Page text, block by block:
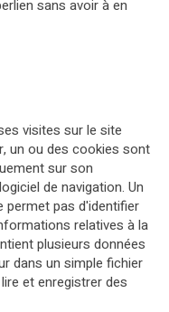
sans avoir à en
visites sur le site
un ou des cookies sont
sur son
de navigation. Un
permet pas d'identifier
relatives à la
plusieurs données
dans un simple fichier
et enregistrer des